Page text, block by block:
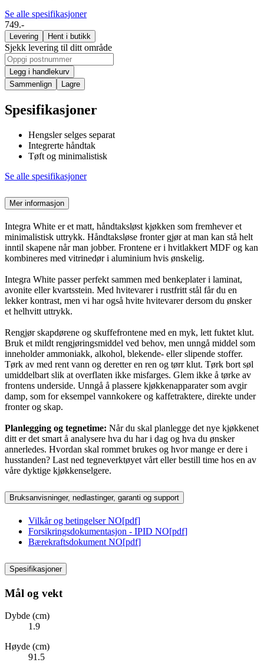
Se alle spesifikasjoner
749.-
Levering Hent i butikk
Sjekk levering til ditt område
Legg i handlekurv
Sammenlign
Lagre
Spesifikasjoner
Hengsler selges separat
Integrerte håndtak
Tøft og minimalistisk
Se alle spesifikasjoner
Mer informasjon
Integra White er et matt, håndtaksløst kjøkken som fremhever et
minimalistisk uttrykk. Håndtaksløse fronter gjør at man kan stå helt
inntil skapene når man jobber. Frontene er i hvitlakkert MDF og kan
kombineres med vitrinedør i aluminium hvis ønskelig.
Integra White passer perfekt sammen med benkeplater i laminat,
avonite eller kvartsstein. Med hvitevarer i rustfritt stål får du en
lekker kontrast, men vi har også hvite hvitevarer dersom du ønsker
et helhvitt uttrykk.
Rengjør skapdørene og skuffefrontene med en myk, lett fuktet klut.
Bruk et mildt rengjøringsmiddel ved behov, men unngå middel som
inneholder ammoniakk, alkohol, blekende- eller slipende stoffer.
Tørk av med rent vann og deretter en ren og tørr klut. Tørk bort søl
umiddelbart slik at overflaten ikke misfarges. Glem ikke å tørke av
frontens underside. Unngå å plassere kjøkkenapparater som avgir
damp, som for eksempel vannkokere og kaffetraktere, direkte under
fronter og skap.
Planlegging og tegnetime: Når du skal planlegge det nye kjøkkenet
ditt er det smart å analysere hva du har i dag og hva du ønsker
annerledes. Hvordan skal rommet brukes og hvor mange er dere i
husstanden? Last ned tegneverktøyet vårt eller bestill time hos en av
våre dyktige kjøkkenselgere.
Bruksanvisninger, nedlastinger, garanti og support
Vilkår og betingelser NO[pdf]
Forsikringsdokumentasjon - IPID NO[pdf]
Bærekraftsdokument NO[pdf]
Spesifikasjoner
Mål og vekt
Dybde (cm)
1.9
Høyde (cm)
91.5